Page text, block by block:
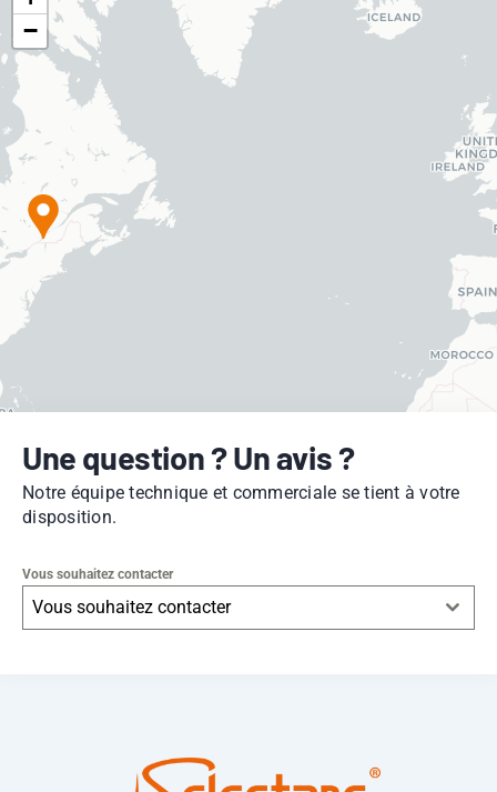
−
Une question ? Un avis ?
Notre équipe technique et commerciale se tient à votre
disposition.
Vous souhaitez contacter
Vous souhaitez contacter